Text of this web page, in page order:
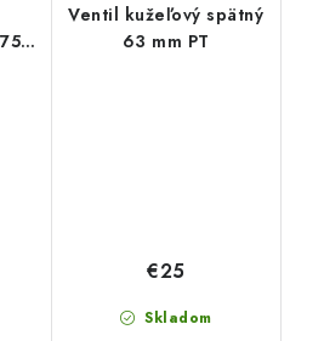
Ventil kužeľový spätný
63 mm PT
Skladom
€25